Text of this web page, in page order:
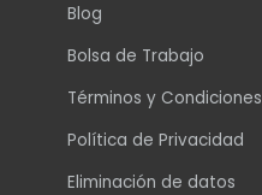
Blog
Bolsa de Trabajo
Términos y Condiciones
Política de Privacidad
Eliminación de datos